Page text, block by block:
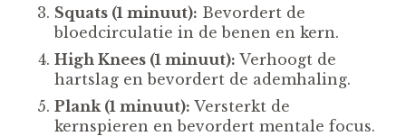
Squats (1 minuut): Bevordert de
bloedcirculatie in de benen en kern.
High Knees (1 minuut): Verhoogt de
hartslag en bevordert de ademhaling.
Plank (1 minuut): Versterkt de
kernspieren en bevordert mentale focus.